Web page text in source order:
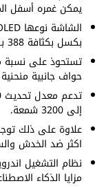
يمكن غمره أسفل
بكسل بكثافة 388 بكسل لكل بوصة.
حواف جانبية
إلى 3200 شمعة.
علاوة على ذلك
اكثر ضد الخدش
مزايا الذكاء